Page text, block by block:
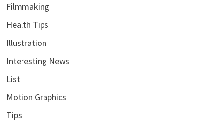
Filmmaking
Health Tips
Illustration
Interesting News
List
Motion Graphics
Tips